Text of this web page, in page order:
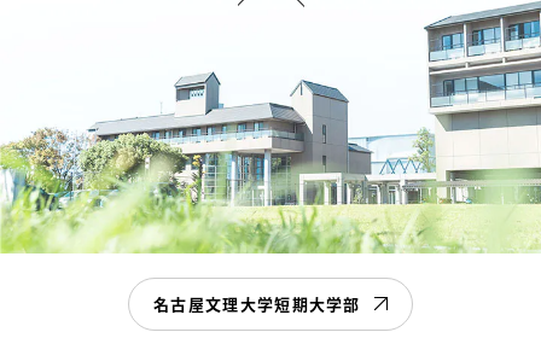
名古屋文理大学短期大学部